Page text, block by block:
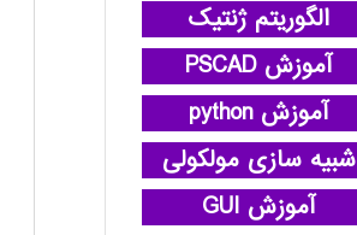
الگوریتم ژنتیک
آموزش PSCAD
آموزش python
شبیه سازی مولکولی
آموزش GUI